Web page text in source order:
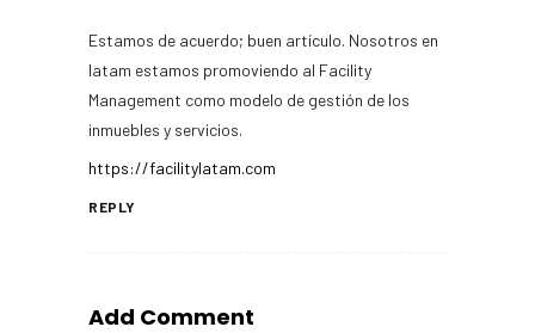
Estamos de acuerdo; buen artículo. Nosotros en
latam estamos promoviendo al Facility
Management como modelo de gestión de los
inmuebles y servicios.
https://facilitylatam.com
REPLY
Add Comment